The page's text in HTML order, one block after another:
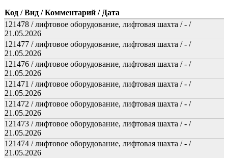
Код / Вид / Комментарий / Дата
121478 / лифтовое оборудование, лифтовая шахта / - /
21.05.2026
121477 / лифтовое оборудование, лифтовая шахта / - /
21.05.2026
121476 / лифтовое оборудование, лифтовая шахта / - /
21.05.2026
121471 / лифтовое оборудование, лифтовая шахта / - /
21.05.2026
121472 / лифтовое оборудование, лифтовая шахта / - /
21.05.2026
121473 / лифтовое оборудование, лифтовая шахта / - /
21.05.2026
121474 / лифтовое оборудование, лифтовая шахта / - /
21.05.2026